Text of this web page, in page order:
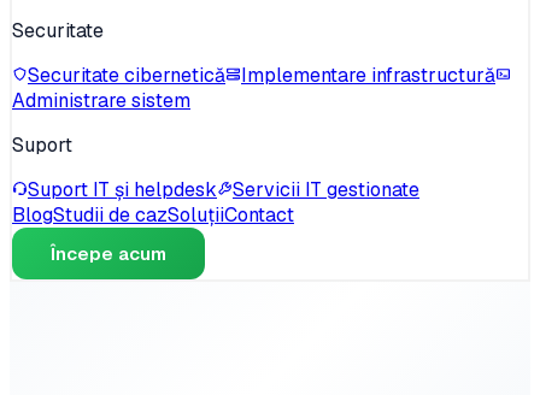
Securitate
Securitate cibernetică
Implementare infrastructură
Administrare sistem
Suport
Suport IT și helpdesk
Servicii IT gestionate
BlogStudii de cazSoluțiiContact
Începe acum